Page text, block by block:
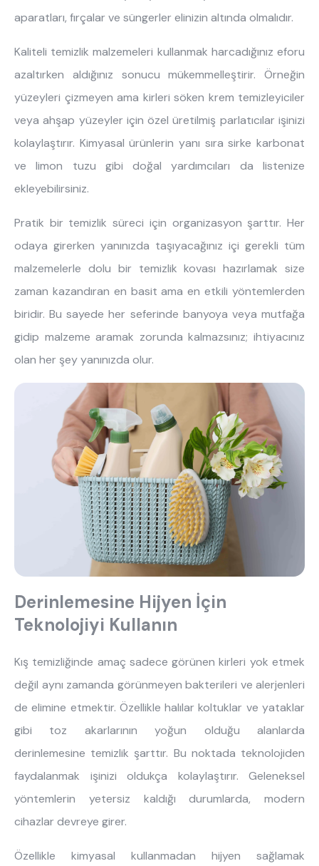
aparatları, fırçalar ve süngerler elinizin altında olmalıdır.
Kaliteli temizlik malzemeleri kullanmak harcadığınız eforu
azaltırken aldığınız sonucu mükemmelleştirir. Örneğin
yüzeyleri çizmeyen ama kirleri söken krem temizleyiciler
veya ahşap yüzeyler için özel üretilmiş parlatıcılar işinizi
kolaylaştırır. Kimyasal ürünlerin yanı sıra sirke karbonat
ve limon tuzu gibi doğal yardımcıları da listenize
ekleyebilirsiniz.
Pratik bir temizlik süreci için organizasyon şarttır. Her
odaya girerken yanınızda taşıyacağınız içi gerekli tüm
malzemelerle dolu bir temizlik kovası hazırlamak size
zaman kazandıran en basit ama en etkili yöntemlerden
biridir. Bu sayede her seferinde banyoya veya mutfağa
gidip malzeme aramak zorunda kalmazsınız; ihtiyacınız
olan her şey yanınızda olur.
Derinlemesine Hijyen İçin
Teknolojiyi Kullanın
Kış temizliğinde amaç sadece görünen kirleri yok etmek
değil aynı zamanda görünmeyen bakterileri ve alerjenleri
de elimine etmektir. Özellikle halılar koltuklar ve yataklar
gibi toz akarlarının yoğun olduğu alanlarda
derinlemesine temizlik şarttır. Bu noktada teknolojiden
faydalanmak işinizi oldukça kolaylaştırır. Geleneksel
yöntemlerin yetersiz kaldığı durumlarda, modern
cihazlar devreye girer.
Özellikle kimyasal kullanmadan hijyen sağlamak